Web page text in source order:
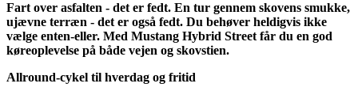
Fart over asfalten - det er fedt. En tur gennem skovens smukke,
ujævne terræn - det er også fedt. Du behøver heldigvis ikke
vælge enten-eller. Med Mustang Hybrid Street får du en god
køreoplevelse på både vejen og skovstien.
Allround-cykel til hverdag og fritid